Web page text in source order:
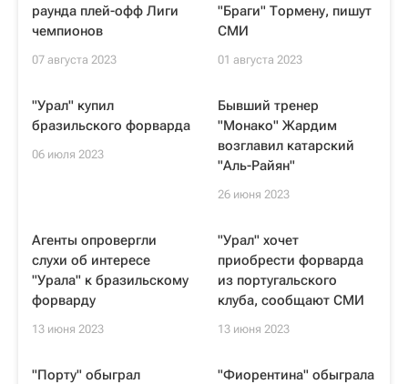
раунда плей-офф Лиги
чемпионов
07 августа 2023
"Браги" Тормену, пишут
СМИ
01 августа 2023
"Урал" купил
бразильского форварда
06 июля 2023
Бывший тренер
"Монако" Жардим
возглавил катарский
"Аль-Райян"
26 июня 2023
Агенты опровергли
слухи об интересе
"Урала" к бразильскому
форварду
13 июня 2023
"Урал" хочет
приобрести форварда
из португальского
клуба, сообщают СМИ
13 июня 2023
"Порту" обыграл
"Фиорентина" обыграла